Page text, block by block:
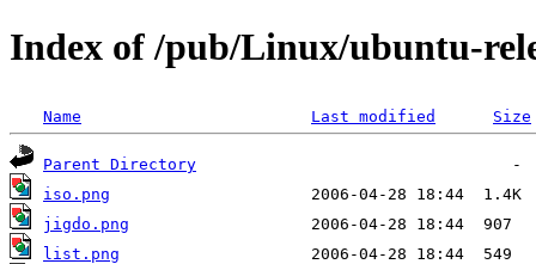
Index of /pub/Linux/ubuntu-
Name Last modified Size
Parent Directory
iso.png
jigdo.png
list.png